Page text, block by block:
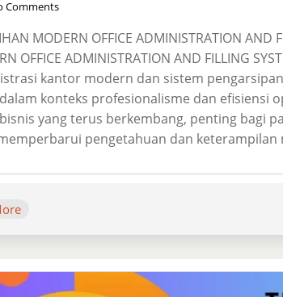
Comments
MODERN OFFICE ADMINISTRATION AND
OFFICE ADMINISTRATION AND FILLING
kantor modern dan sistem
konteks profesionalisme dan efisiensi
yang terus berkembang, penting bagi
pengetahuan dan keterampilan